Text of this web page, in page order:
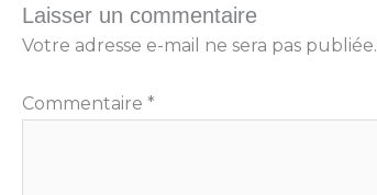
Laisser un commentaire
Votre adresse e-mail ne sera pas publiée.
Commentaire *